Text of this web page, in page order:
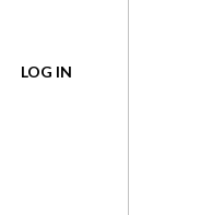
LOG IN